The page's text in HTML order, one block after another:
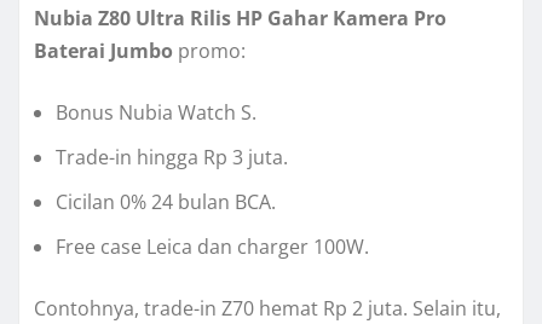
Nubia Z80 Ultra Rilis HP Gahar Kamera Pro
Baterai Jumbo promo:
Bonus Nubia Watch S.
Trade-in hingga Rp 3 juta.
Cicilan 0% 24 bulan BCA.
Free case Leica dan charger 100W.
Contohnya, trade-in Z70 hemat Rp 2 juta. Selain itu,